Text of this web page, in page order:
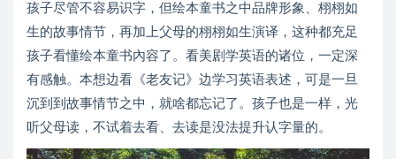
孩子尽管不容易识字，但绘本童书之中品牌形象、栩栩如
生的故事情节，再加上父母的栩栩如生演译，这种都充足
孩子看懂绘本童书內容了。看美剧学英语的诸位，一定深
有感触。本想边看《老友记》边学习英语表述，可是一旦
沉到到故事情节之中，就啥都忘记了。孩子也是一样，光
听父母读，不试着去看、去读是没法提升认字量的。